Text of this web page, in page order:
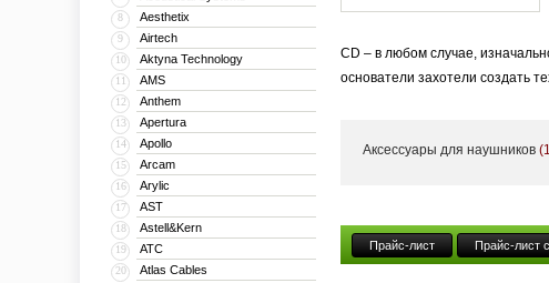
8 Aesthetix
9 Airtech
10 Aktyna Technology
11 AMS
12 Anthem
13 Apertura
14 Apollo
15 Arcam
16 Arylic
17 AST
18 Astell&Kern
19 ATC
20 Atlas Cables
CD – в любом случае,
основатели захотели создать
Вся техника PHONON
Аксессуары для наушников
Прайс-лист Прайс-лист